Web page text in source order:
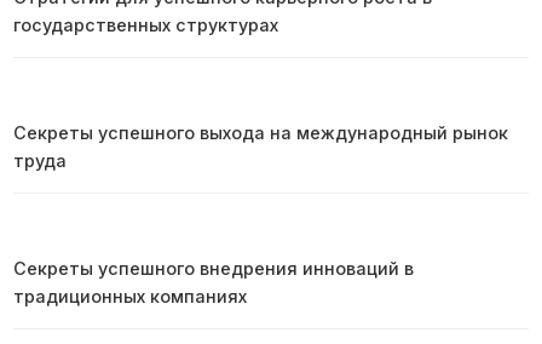
государственных структурах
Секреты успешного выхода на международный рынок
труда
Секреты успешного внедрения инноваций в
традиционных компаниях